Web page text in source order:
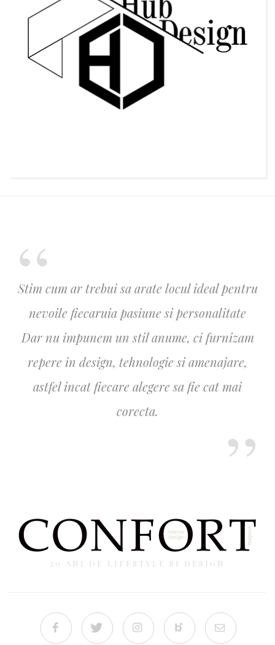
Stim cum ar trebui sa arate locul ideal pentru
nevoile fiecaruia pasiune si personalitate
Dar nu impunem un stil anume, ci furnizam
repere in design, tehnologie si amenajare,
astfel incat fiecare alegere sa fie cat mai
corecta.
20 ANI DE LIFESTYLE SI DESIGN